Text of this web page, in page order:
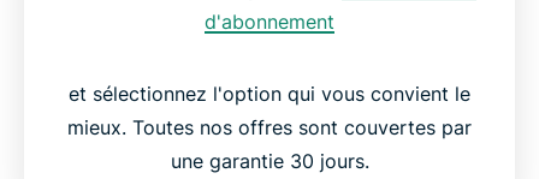
d'abonnement
et sélectionnez l'option qui vous convient le
mieux. Toutes nos offres sont couvertes par
une garantie 30 jours.